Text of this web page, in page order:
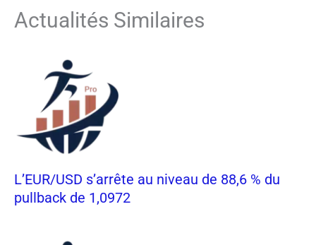
Actualités Similaires
L’EUR/USD s’arrête au niveau de 88,6 % du
pullback de 1,0972